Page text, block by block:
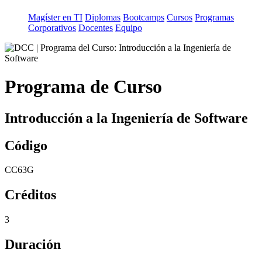
Magíster en TI Diplomas Bootcamps Cursos Programas
Corporativos Docentes Equipo
Programa de Curso
Introducción a la Ingeniería de Software
Código
CC63G
Créditos
3
Duración